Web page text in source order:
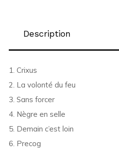
Description
1. Crixus
2. La volonté du feu
3. Sans forcer
4. Nègre en selle
5. Demain c’est loin
6. Precog